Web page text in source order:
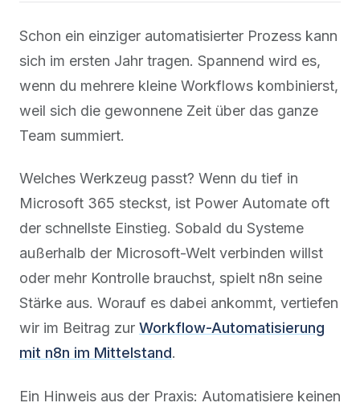
Schon ein einziger automatisierter Prozess kann
sich im ersten Jahr tragen. Spannend wird es,
wenn du mehrere kleine Workflows kombinierst,
weil sich die gewonnene Zeit über das ganze
Team summiert.
Welches Werkzeug passt? Wenn du tief in
Microsoft 365 steckst, ist Power Automate oft
der schnellste Einstieg. Sobald du Systeme
außerhalb der Microsoft-Welt verbinden willst
oder mehr Kontrolle brauchst, spielt n8n seine
Stärke aus. Worauf es dabei ankommt, vertiefen
wir im Beitrag zur Workflow-Automatisierung
mit n8n im Mittelstand.
Ein Hinweis aus der Praxis: Automatisiere keinen